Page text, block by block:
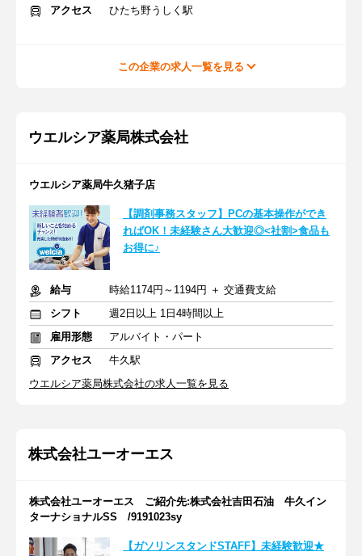
アクセス
ひたち野うしく駅
この企業の求人一覧を見る
ウエルシア薬局株式会社
ウエルシア薬局牛久猪子店
【調剤事務スタッフ】PCの基本操作ができ
ればOK！未経験さん大歓迎◎<社割>食品も
お得に♪
給与
時給1174円～1194円 ＋ 交通費支給
シフト
週2日以上 1日4時間以上
雇用形態
アルバイト・パート
アクセス
牛久駅
ウエルシア薬局株式会社の求人一覧を見る
株式会社ユーオーエス
株式会社ユーオーエス ご紹介先:株式会社吉田石油 牛久イン
ターナショナルSS /9191023sy
【ガソリンスタンドSTAFF】未経験歓迎★